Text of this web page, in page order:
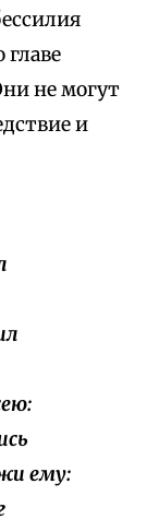
главе
не могут
и
ему: